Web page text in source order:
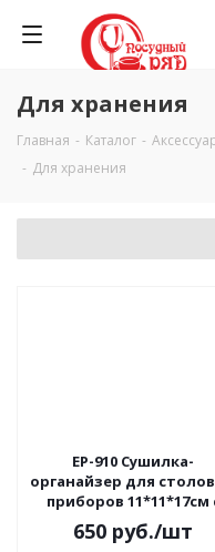
Для хранения
Главная - Каталог -
- Для хранения
EP-910 Сушилка-
органайзер для
приборов 11*11*17см
поддоном, EmHouse,
микс
650 руб./шт